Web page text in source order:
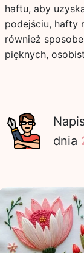
haftu, aby
podejściu, hafty
również
pięknych,
dnia